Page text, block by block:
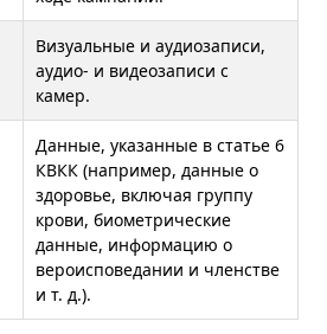
Визуальные и аудиозаписи,
аудио- и видеозаписи с
камер.
Данные, указанные в статье 6
КВКК (например, данные о
здоровье, включая группу
крови, биометрические
данные, информацию о
вероисповедании и членстве
и т. д.).